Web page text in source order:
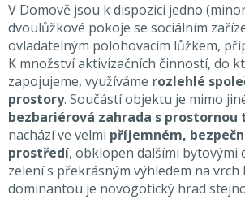
V Domově jsou k dispozici jedno
dvoulůžkové pokoje se sociálním
ovladatelným polohovacím lůžkem,
K množství aktivizačních činností, do
zapojujeme, využíváme rozlehlé
prostory. Součástí objektu je mimo
bezbariérová zahrada s prostornou
nachází ve velmi příjemném,
prostředí, obklopen dalšími bytovými
zelení s překrásným výhledem na vrch
dominantou je novogotický hrad